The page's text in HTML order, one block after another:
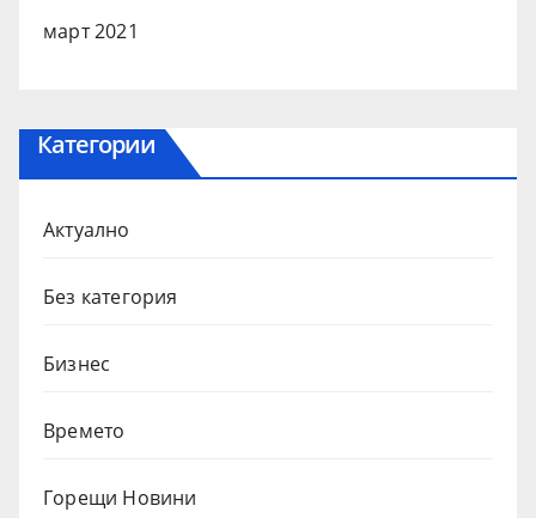
март 2021
Категории
Актуално
Без категория
Бизнес
Времето
Горещи Новини